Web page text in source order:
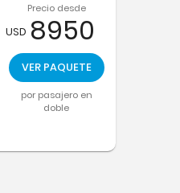
Precio desde
USD 8950
VER PAQUETE
por pasajero en
doble